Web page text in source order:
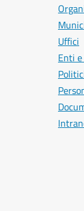
Uffici
Enti